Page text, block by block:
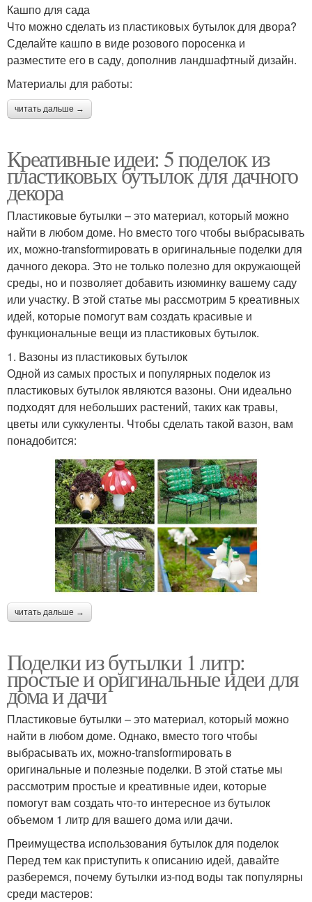
Кашпо для сада
Что можно сделать из пластиковых бутылок для двора?
Сделайте кашпо в виде розового поросенка и
разместите его в саду, дополнив ландшафтный дизайн.
Материалы для работы:
читать дальше →
Креативные идеи: 5 поделок из
пластиковых бутылок для дачного
декора
Пластиковые бутылки – это материал, который можно
найти в любом доме. Но вместо того чтобы выбрасывать
их, можно-transformировать в оригинальные поделки для
дачного декора. Это не только полезно для окружающей
среды, но и позволяет добавить изюминку вашему саду
или участку. В этой статье мы рассмотрим 5 креативных
идей, которые помогут вам создать красивые и
функциональные вещи из пластиковых бутылок.
1. Вазоны из пластиковых бутылок
Одной из самых простых и популярных поделок из
пластиковых бутылок являются вазоны. Они идеально
подходят для небольших растений, таких как травы,
цветы или суккуленты. Чтобы сделать такой вазон, вам
понадобится:
читать дальше →
Поделки из бутылки 1 литр:
простые и оригинальные идеи для
дома и дачи
Пластиковые бутылки – это материал, который можно
найти в любом доме. Однако, вместо того чтобы
выбрасывать их, можно-transformировать в
оригинальные и полезные поделки. В этой статье мы
рассмотрим простые и креативные идеи, которые
помогут вам создать что-то интересное из бутылок
объемом 1 литр для вашего дома или дачи.
Преимущества использования бутылок для поделок
Перед тем как приступить к описанию идей, давайте
разберемся, почему бутылки из-под воды так популярны
среди мастеров: